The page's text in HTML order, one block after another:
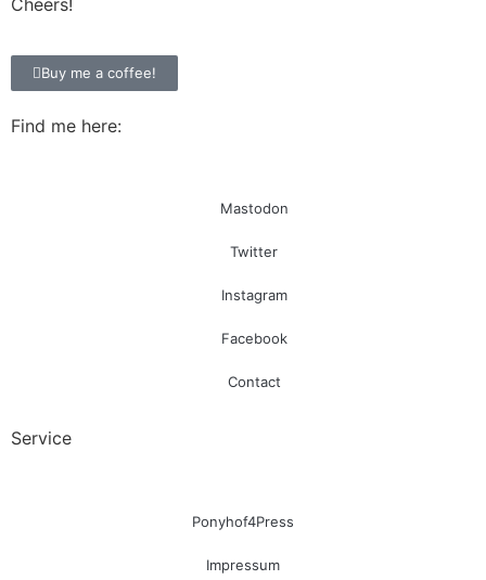
Cheers!
Buy me a coffee!
Find me here:
Mastodon
Twitter
Instagram
Facebook
Contact
Service
Ponyhof4Press
Impressum